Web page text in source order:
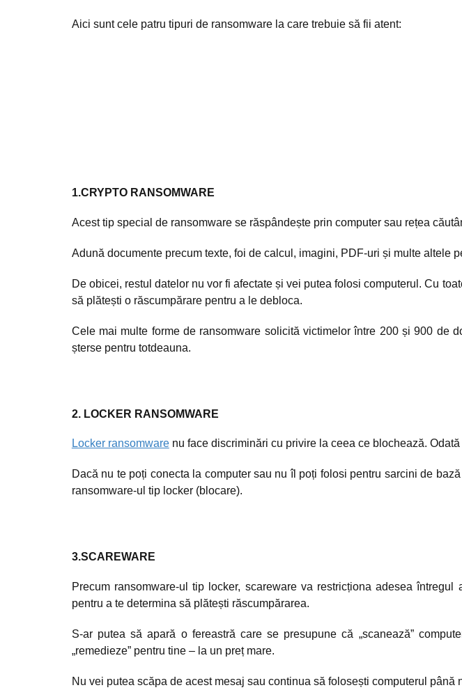
Aici sunt cele patru tipuri de ransomware la care trebuie să fii atent:
1.CRYPTO RANSOMWARE
Acest tip special de ransomware se răspândește prin computer sau rețea
Adună documente precum texte, foi de calcul, imagini, PDF-uri și multe altele
De obicei, restul datelor nu vor fi afectate și vei putea folosi computerul. Cu
să plătești o răscumpărare pentru a le debloca.
Cele mai multe forme de ransomware solicită victimelor între 200 și 900 de
șterse pentru totdeauna.
2. LOCKER RANSOMWARE
Locker ransomwarenu face discriminări cu privire la ceea ce blochează.
Dacă nu te poți conecta la computer sau nu îl poți folosi pentru sarcini de
ransomware-ul tip locker (blocare).
3.SCAREWARE
Precum ransomware-ul tip locker, scareware va restricționa adesea
pentru a te determina să plătești răscumpărarea.
S-ar putea să apară o fereastră care se presupune că „scanează”
„remedieze” pentru tine – la un preț mare.
Nu vei putea scăpa de acest mesaj sau continua să folosești computerul până